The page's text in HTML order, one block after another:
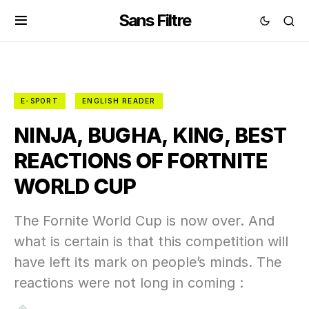
Sans Filtre
E-SPORT ENGLISH READER
NINJA, BUGHA, KING, BEST
REACTIONS OF FORTNITE
WORLD CUP
The Fornite World Cup is now over. And
what is certain is that this competition will
have left its mark on people’s minds. The
reactions were not long in coming :